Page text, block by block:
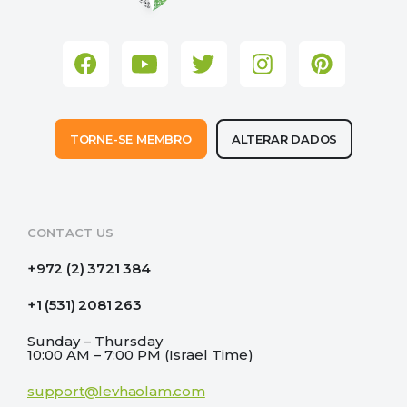
10h - 19h (horário de Israel)
TORNE-SE MEMBRO ALTERAR DADOS
CONTACT US
+972 (2) 3721 384
+1 (531) 2081 263
Sunday – Thursday
10:00 AM – 7:00 PM (Israel Time)
support@levhaolam.com